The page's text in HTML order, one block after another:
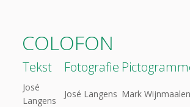
COLOFON
Tekst Fotografie
José
Langens
José Langens Mark Wijnmaalen